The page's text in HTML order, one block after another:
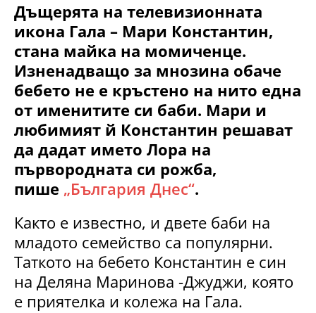
Дъщерята на телевизионната
икона Гала – Мари Константин,
стана майка на момиченце.
Изненадващо за мнозина обаче
бебето не е кръстено на нито една
от именитите си баби. Мари и
любимият й Константин решават
да дадат името Лора на
първородната си рожба,
пише „България Днес“.
Както е известно, и двете баби на
младото семейство са популярни.
Таткото на бебето Константин е син
на Деляна Маринова -Джуджи, която
е приятелка и колежа на Гала.